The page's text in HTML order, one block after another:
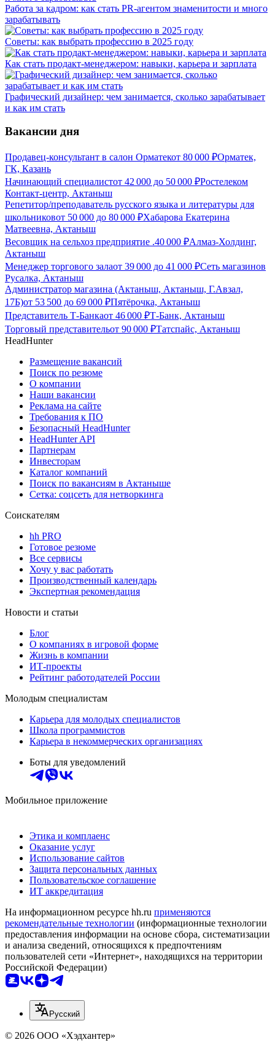
Работа за кадром: как стать PR-агентом знаменитости и много
зарабатывать
Советы: как выбрать профессию в 2025 году
Как стать продакт-менеджером: навыки, карьера и зарплата
Графический дизайнер: чем занимается, сколько зарабатывает
и как им стать
Вакансии дня
Продавец-консультант в салон Орматекот 80 000 ₽Орматек,
ГК, Казань
Начинающий специалистот 42 000 до 50 000 ₽Ростелеком
Контакт-центр, Актаныш
Репетитор/преподаватель русского языка и литературы для
школьниковот 50 000 до 80 000 ₽Хабарова Екатерина
Матвеевна, Актаныш
Весовщик на сельхоз предприятие .40 000 ₽Алмаз-Холдинг,
Актаныш
Менеджер торгового залаот 39 000 до 41 000 ₽Сеть магазинов
Русалка, Актаныш
Администратор магазина (Актаныш, Актаныш, Г.Авзал,
17Б)от 53 500 до 69 000 ₽Пятёрочка, Актаныш
Представитель Т-Банкаот 46 000 ₽Т-Банк, Актаныш
Торговый представительот 90 000 ₽Татспайс, Актаныш
HeadHunter
Размещение вакансий
Поиск по резюме
О компании
Наши вакансии
Реклама на сайте
Требования к ПО
Безопасный HeadHunter
HeadHunter API
Партнерам
Инвесторам
Каталог компаний
Поиск по вакансиям в Актаныше
Сетка: соцсеть для нетворкинга
Соискателям
hh PRO
Готовое резюме
Все сервисы
Хочу у вас работать
Производственный календарь
Экспертная рекомендация
Новости и статьи
Блог
О компаниях в игровой форме
Жизнь в компании
ИТ-проекты
Рейтинг работодателей России
Молодым специалистам
Карьера для молодых специалистов
Школа программистов
Карьера в некоммерческих организациях
Боты для уведомлений
Мобильное приложение
Этика и комплаенс
Оказание услуг
Использование сайтов
Защита персональных данных
Пользовательское соглашение
ИТ аккредитация
На информационном ресурсе hh.ru применяются
рекомендательные технологии (информационные технологии
предоставления информации на основе сбора, систематизации
и анализа сведений, относящихся к предпочтениям
пользователей сети «Интернет», находящихся на территории
Российской Федерации)
Русский
© 2026 ООО «Хэдхантер»